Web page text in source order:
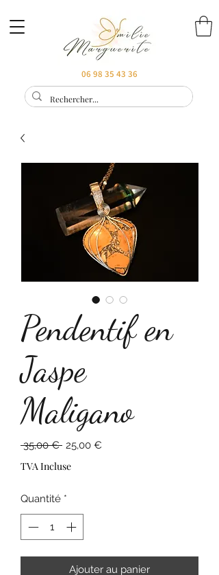
06 98 35 43 36
Pendentif en
Jaspe
Maligano
35,00 € Prix
original
25,00 €
TVA Incluse
Quantité *
Ajouter au panier